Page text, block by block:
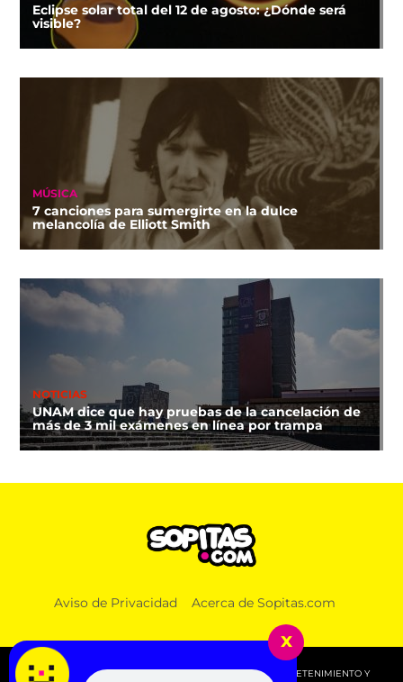
Eclipse solar total del 12 de agosto: ¿Dónde será
visible?
MÚSICA
7 canciones para sumergirte en la dulce
melancolía de Elliott Smith
NOTICIAS
UNAM dice que hay pruebas de la cancelación de
más de 3 mil exámenes en línea por trampa
Aviso de Privacidad Acerca de Sopitas.com
© 2026 SOPITAS.COM - MÚSICA, NOTICIAS, DEPORTES, ENTRETENIMIENTO Y
x